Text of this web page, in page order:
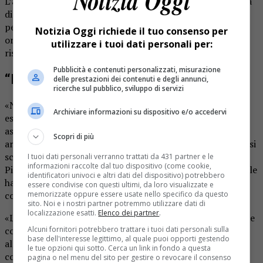
dista circa duecento metri dalla casa più vicina). Proprio
per approfondire l’argomento, a suo tempo era stato
organizzato un incontro a Quarona con un esperto per
rispondere agli interrogativi e ai dubbi dei cittadini.
“Noi ci affidiamo agli esperti”
«Non tutti ovviamente saranno contenti, ma credo
esistano tante posizioni preconcette che non vogliono
ascoltare le rassicurazioni che in più occasioni sono
arrivate da persone esperte e qualificate, suffragate da basi
scientifiche – è il commento del sindaco Francesco
Pietrasanta -. Anche l’Agenzia per la protezione ambientale
ha dato il parere positivo, e questo non può che
confortarci.
«La mia amministrazione, valutata la garanzie per la salute
con gli enti preposti, è dunque più che favorevole
all’innovazione tecnologica e quindi allo sviluppo che ne
consegue. Le moderne tecnologie diventano sempre più
Notizia Oggi richiede il tuo consenso per
utilizzare i tuoi dati personali per:
Pubblicità e contenuti personalizzati, misurazione
delle prestazioni dei contenuti e degli annunci,
ricerche sul pubblico, sviluppo di servizi
Archiviare informazioni su dispositivo e/o accedervi
Scopri di più
I tuoi dati personali verranno trattati da 431 partner e le
informazioni raccolte dal tuo dispositivo (come cookie,
identificatori univoci e altri dati del dispositivo) potrebbero
essere condivise con questi ultimi, da loro visualizzate e
memorizzate oppure essere usate nello specifico da questo
sito. Noi e i nostri partner potremmo utilizzare dati di
localizzazione esatti. Elenco dei partner.
Alcuni fornitori potrebbero trattare i tuoi dati personali sulla
base dell'interesse legittimo, al quale puoi opporti gestendo
le tue opzioni qui sotto. Cerca un link in fondo a questa
pagina o nel menu del sito per gestire o revocare il consenso